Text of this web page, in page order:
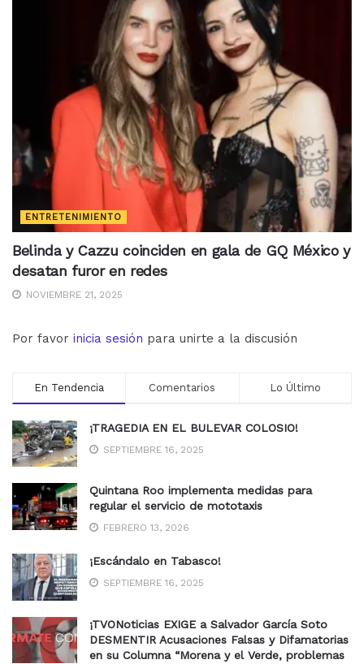
ENTRETENIMIENTO
Belinda y Cazzu coinciden en gala de GQ México y
desatan furor en redes
NOVIEMBRE 21, 2025
Por favor inicia sesión para unirte a la discusión
En Tendencia Comentarios Lo Último
¡TRAGEDIA EN EL BULEVAR COLOSIO!
SEPTIEMBRE 16, 2025
Quintana Roo implementa medidas para
regular el servicio de mototaxis
FEBRERO 13, 2026
¡Escándalo en Tabasco!
SEPTIEMBRE 16, 2025
¡TVONoticias EXIGE a Salvador García Soto
DESMENTIR Acusaciones Falsas y Difamatorias
en su Columna “Morena y el Verde, problemas